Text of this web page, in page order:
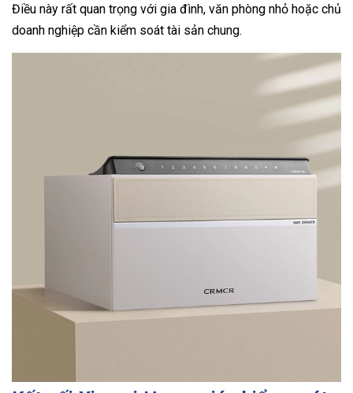
Điều này rất quan trọng với gia đình, văn phòng nhỏ hoặc chủ
doanh nghiệp cần kiểm soát tài sản chung.